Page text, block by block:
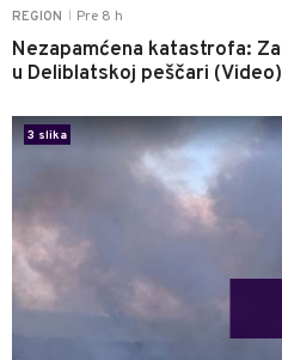
REGION Pre 8 h
Nezapamćena katastrofa:
u Deliblatskoj peščari (Video)
3 slika